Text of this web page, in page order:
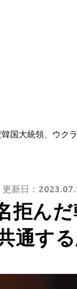
国大統領、ウク
拒ん
通す
更新日：